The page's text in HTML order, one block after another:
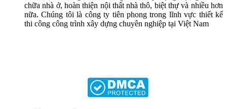
chữa nhà ở, hoàn thiện nội thất nhà thô, biệt thự và nhiều hơn
nữa. Chúng tôi là công ty tiên phong trong lĩnh vực thiết kế
thi công công trình xây dựng chuyên nghiệp tại Việt Nam